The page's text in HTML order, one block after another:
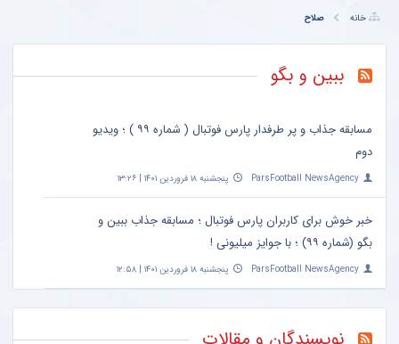
لاغری؛
یک قدم
نزدیک‌تر
به شروع
وزن
پک یخ!
گیاهی
داره،
تحمل
بدون
خانه صلاح
ببین و بگو
مسابقه جذاب و پر طرفدار پارس فوتبال ( شماره ۹۹ ) ؛ ویدیو
دوم
ParsFootball NewsAgency پنجشنبه ۱۸ فروردین ۱۴۰۱ | ۱۳:۲۶
خبر خوش برای کاربران پارس فوتبال ؛ مسابقه جذاب ببین و
بگو (شماره ۹۹) ؛ با جوایز میلیونی !
ParsFootball NewsAgency پنجشنبه ۱۸ فروردین ۱۴۰۱ | ۱۲:۵۸